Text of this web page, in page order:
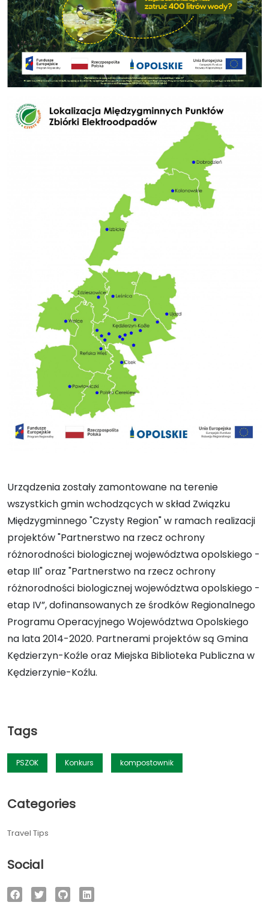
Urządzenia zostały zamontowane na terenie
wszystkich gmin wchodzących w skład Związku
Międzygminnego "Czysty Region" w ramach realizacji
projektów "Partnerstwo na rzecz ochrony
różnorodności biologicznej województwa opolskiego -
etap III" oraz "Partnerstwo na rzecz ochrony
różnorodności biologicznej województwa opolskiego -
etap IV”, dofinansowanych ze środków Regionalnego
Programu Operacyjnego Województwa Opolskiego
na lata 2014-2020. Partnerami projektów są Gmina
Kędzierzyn-Koźle oraz Miejska Biblioteka Publiczna w
Kędzierzynie-Koźlu.
Tags
PSZOK Konkurs kompostownik
Categories
Travel Tips
Social